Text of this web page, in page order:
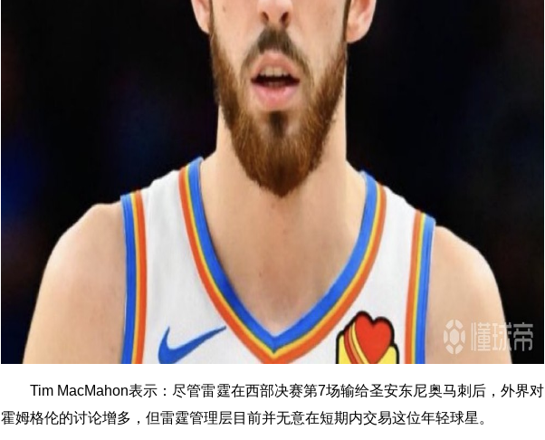
Tim MacMahon表示：尽管雷霆在西部决赛第7场输给圣安东尼奥马刺后，外界对
霍姆格伦的讨论增多，但雷霆管理层目前并无意在短期内交易这位年轻球星。